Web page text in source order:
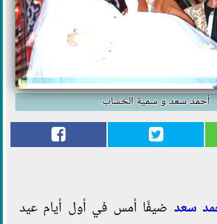
أحمد سعد و سمية الخشاب
سعد ضيفًا أمس في أول أيام عيد